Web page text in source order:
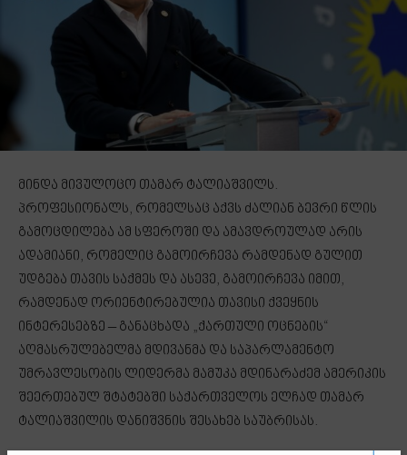
მინდა მივულოცო თამარ ტალიაშვილს.
პროფესიონალს, რომელსაც აქვს ძალიან ბევრი წლის
გამოცდილება ამ სფეროში და ამავდროულად არის
ადამიანი, რომელიც გამოირჩევა რამდენად გულით
უდგება თავის საქმეს და ასევე, გამოირჩევა იმით,
რამდენად ორიენტირებულია თავისი ქვეყნის
ინტერესებზე – განაცხადა „ქართული ოცნების“
აღმასრულებელმა მდივანმა და საპარლამენტო
უმრავლესობის ლიდერმა მამუკა მდინარაძემ ამერიკის
შეერთებულ შტატებში საქართველოს ელჩად თამარ
ტალიაშვილის დანიშვნის შესახებ საუბრისას.